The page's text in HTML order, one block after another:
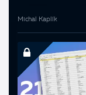
Michal Kaplík